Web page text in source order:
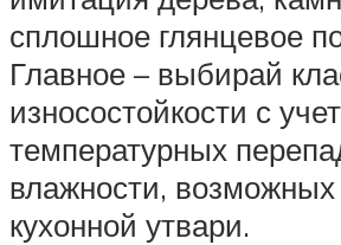
сплошное глянцевое
Главное – выбирай
износостойкости с
температурных
влажности,
кухонной утвари.